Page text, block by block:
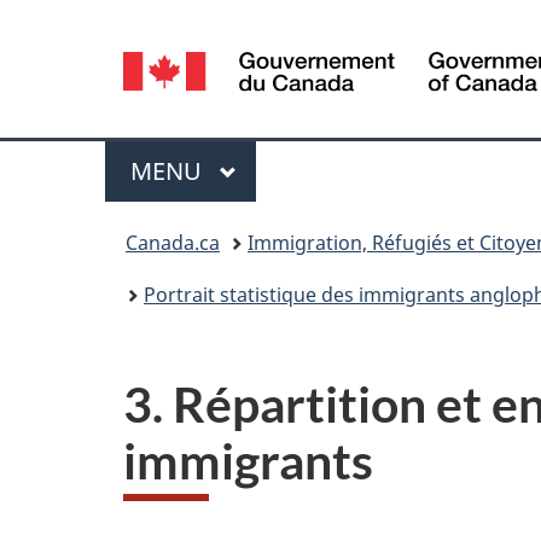
Sélection
de
la
langue
Menu
MENU PRINCIPAL
Canada.ca Immigration, Réfugiés et
Portrait statistique des immigrants
3. Répartition et
immigrants